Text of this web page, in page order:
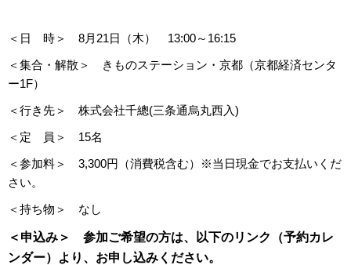
＜日 時＞ 8月21日（木） 13:00～16:15
＜集合・解散＞ きものステーション・京都（京都経済センタ
ー1F）
＜行き先＞ 株式会社千總(三条通烏丸西入)
＜定 員＞ 15名
＜参加料＞ 3,300円（消費税含む）※当日現金でお支払いくだ
さい。
＜持ち物＞ なし
＜申込み＞ 参加ご希望の方は、以下のリンク（予約カレ
ンダー）より、お申し込みください。